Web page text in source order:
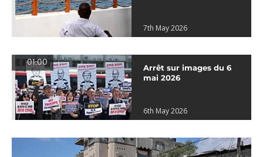
7th May 2026
01:00
Arrêt sur images du 6
mai 2026
6th May 2026